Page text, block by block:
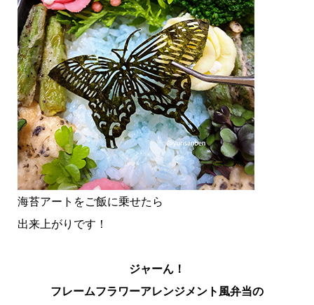
海苔アートをご飯に乗せたら
出来上がりです！
ジャーん！
フレームフラワーアレンジメント風弁当の